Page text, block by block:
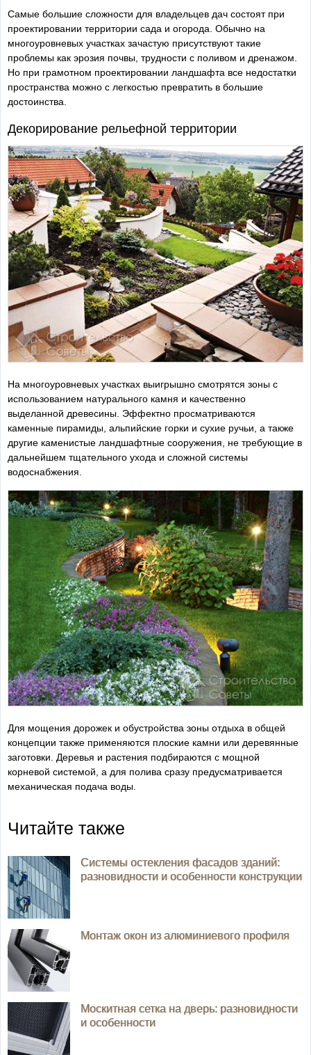
Самые большие сложности для владельцев дач состоят при
проектировании территории сада и огорода. Обычно на
многоуровневых участках зачастую присутствуют такие
проблемы как эрозия почвы, трудности с поливом и дренажом.
Но при грамотном проектировании ландшафта все недостатки
пространства можно с легкостью превратить в большие
достоинства.
Декорирование рельефной территории
На многоуровневых участках выигрышно смотрятся зоны с
использованием натурального камня и качественно
выделанной древесины. Эффектно просматриваются
каменные пирамиды, альпийские горки и сухие ручьи, а также
другие каменистые ландшафтные сооружения, не требующие в
дальнейшем тщательного ухода и сложной системы
водоснабжения.
Для мощения дорожек и обустройства зоны отдыха в общей
концепции также применяются плоские камни или деревянные
заготовки. Деревья и растения подбираются с мощной
корневой системой, а для полива сразу предусматривается
механическая подача воды.
Читайте также
Системы остекления фасадов зданий:
разновидности и особенности конструкции
Монтаж окон из алюминиевого профиля
Москитная сетка на дверь: разновидности
и особенности